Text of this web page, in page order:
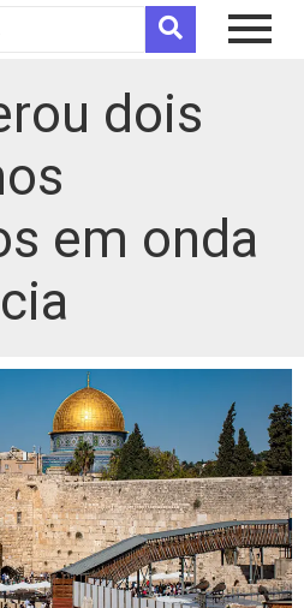
dois
em onda